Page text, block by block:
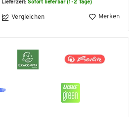
Lieferzeit:Sofort lieferbar (1-2 Tage)
Vergleichen Merken